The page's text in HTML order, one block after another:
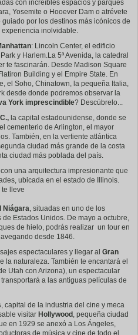
con increíbles espacios y parques
Yosemite o Hooever Dam o atrévete
guiado por los destinos más icónicos de
inolvidable.
: Lincoln Center, el edificio
y Harlem.La 5ª Avenida, la catedral
te fascinarán. Desde Madison Square
Building y el Empire State. En
el Soho, Chinatown, la pequeña Italia,
desde donde podremos observar la
York imprescindible? Descúbrelo...
la capital estadounidense, donde se
cementerio de Arlington, el mayor
También, en la vertiente atlántica
ciudad más grande de la costa
ciudad más poblada del país.
una arquitectura impresionante que
ubicada en el estado de Illinois.
lleve
Niágara, situadas en uno de los
Estados Unidos. De mayo a octubre,
de hielo, podrás realizar un tour en
desde 1846.
espectaculares y llegar al Gran
la naturaleza. También te encantará el
Utah con Arizona), un espectacular
a las antiguas películas de
, capital de la industria del cine y meca
visitar Hollywood , pequeña ciudad
en 1929 se anexó a Los Ángeles,